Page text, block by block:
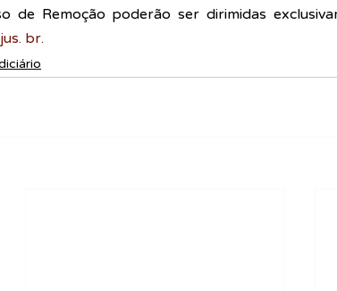
de Remoção poderão ser dirimidas
br.